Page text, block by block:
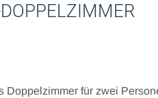
Doppelzimmer für zwei